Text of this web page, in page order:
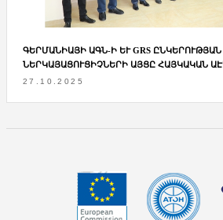
ԳԵՐՄԱՆԻԱՅԻ ԱԳՆ-Ի ԵՒ GRS ԸՆԿԵՐՈՒԹՅԱՆ Ն
ԵՐԿԱՅԱՑՈՒՑԻՉՆԵՐԻ ԱՅՑԸ ՀԱՅԿԱԿԱՆ ԱԷԿ
27.10.2025